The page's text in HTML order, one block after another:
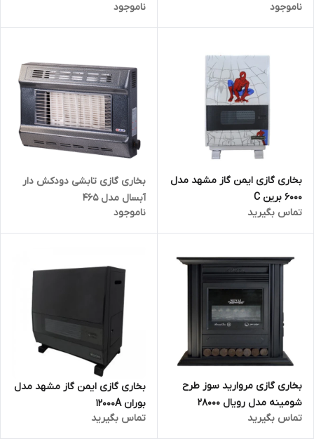
ناموجود
ناموجود
بخاری گازی ایمن گاز مشهد مدل
6000 برین C
تماس بگیرید
بخاری گازی تابشی دودکش دار
آبسال مدل 465
ناموجود
بخاری گازی مروارید سوز طرح
شومینه مدل رویال 28000
تماس بگیرید
بخاری گازی ایمن گاز مشهد مدل
بوران 12000A
تماس بگیرید